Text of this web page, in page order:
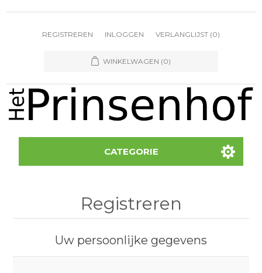
REGISTREREN INLOGGEN VERLANGLIJST (0)
WINKELWAGEN (0)
CATEGORIE
Registreren
Uw persoonlijke gegevens